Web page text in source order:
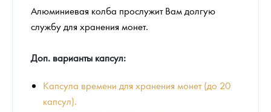
Алюминиевая колба прослужит Вам долгую
службу для хранения монет.
Доп. варианты капсул:
Капсула времени для хранения монет (до 20
капсул).